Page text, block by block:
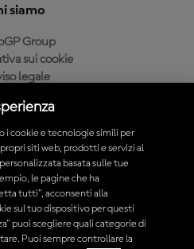
siamo
Group
sui cookie
legale
di acquisto
ufficiale MotoGP™
i cookie e tecnologie simili per
siti web, prodotti e servizi al
basata sulle tue
le pagine che ha
tutti", acconsenti alla
sul tuo dispositivo per questi
puoi scegliere quali categorie di
Puoi sempre controllare la